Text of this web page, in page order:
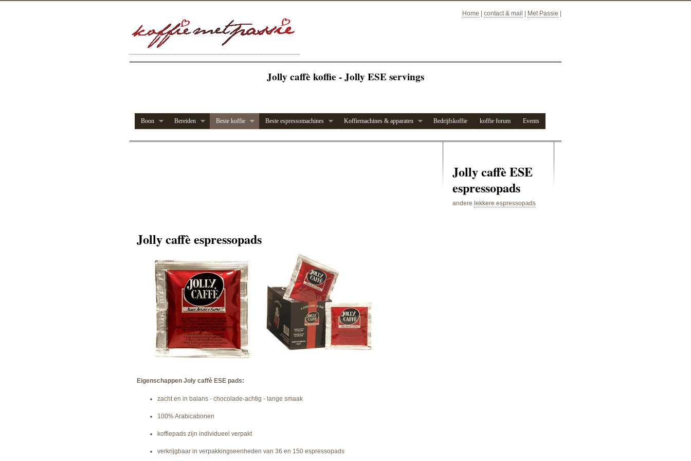
Home contact & mail Met Passie
Jolly caffè koffie - Jolly ESE servings
Jolly caffè espressopads
Eigenschappen Joly caffè ESE pads:
zacht en in balans - chocolade-achtig - lange smaak
100% Arabicabonen
koffiepads zijn individueel verpakt
verkrijgbaar in verpakkingseenheden van 36 en 150 espressopads
Jolly caffè ESE
espressopads
andere lekkere espressopads
Boon Bereiden Beste koffie Beste espressomachines Koffiemachines & apparaten Bedrijfskoffie koffie forum Events